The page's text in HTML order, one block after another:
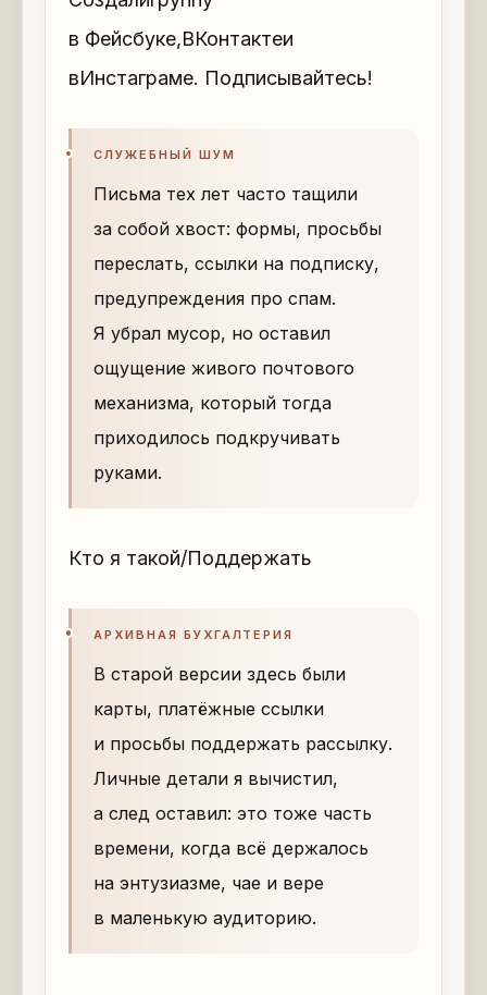
в Фейсбуке,ВКонтактеи
вИнстаграме. Подписывайтесь!
СЛУЖЕБНЫЙ ШУМ
Письма тех лет часто тащили
за собой хвост: формы, просьбы
переслать, ссылки на подписку,
предупреждения про спам.
Я убрал мусор, но оставил
ощущение живого почтового
механизма, который тогда
приходилось подкручивать
руками.
Кто я такой/Поддержать
АРХИВНАЯ БУХГАЛТЕРИЯ
В старой версии здесь были
карты, платёжные ссылки
и просьбы поддержать рассылку.
Личные детали я вычистил,
а след оставил: это тоже часть
времени, когда всё держалось
на энтузиазме, чае и вере
в маленькую аудиторию.